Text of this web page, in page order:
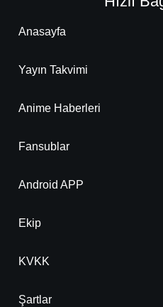
Anasayfa
Yayın Takvimi
Anime Haberleri
Fansublar
Android APP
Ekip
KVKK
Şartlar